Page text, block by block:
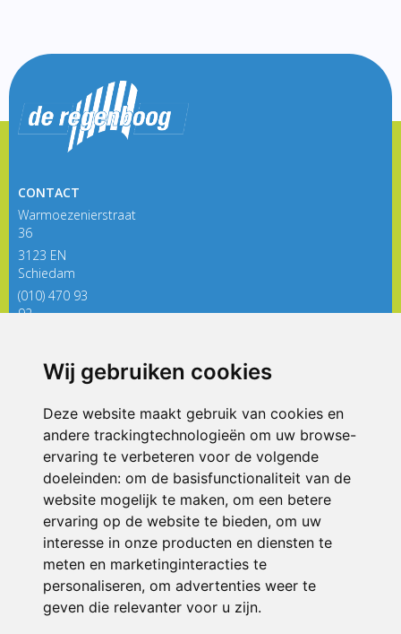
Wij gebruiken cookies
Deze website maakt gebruik van cookies en
andere trackingtechnologieën om uw browse-
ervaring te verbeteren voor de volgende
doeleinden: om de basisfunctionaliteit van de
website mogelijk te maken, om een betere
ervaring op de website te bieden, om uw
interesse in onze producten en diensten te
meten en marketinginteracties te
personaliseren, om advertenties weer te
geven die relevanter voor u zijn.
CONTACT
Warmoezenierstraat
36
3123 EN
Schiedam
(010) 470 93
92
ONDERDEEL VAN
© 2026 De Regenboog | Alle rechten voorbehouden
Privacy policy|Disclaimer| Klachtenregeling|RSIN en Anbi
voorkeuren